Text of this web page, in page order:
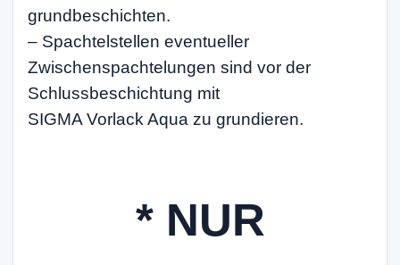
grundbeschichten.
– Spachtelstellen eventueller
Zwischenspachtelungen sind vor der
Schlussbeschichtung mit
SIGMA Vorlack Aqua zu grundieren.
* NUR